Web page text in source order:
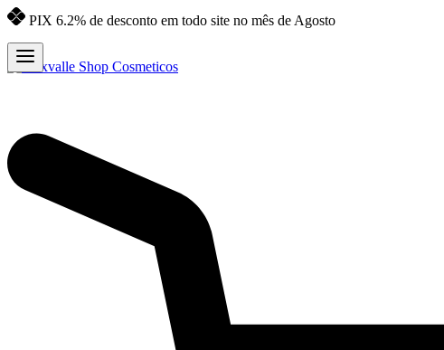
PIX 6.2% de desconto em todo site no mês de Agosto